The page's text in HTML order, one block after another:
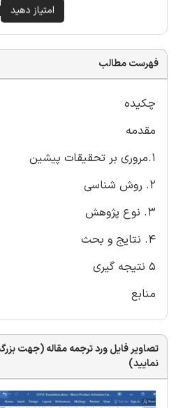
فهرست مطالب
چکیده
مقدمه
1.مروری بر تحقیقات پیشین
2. روش شناسی
3. نوع پژوهش
4. نتایج و بحث
5 نتیجه گیری
منابع
تصاویر فایل ورد ترجمه مقاله (جهت
نمایید)